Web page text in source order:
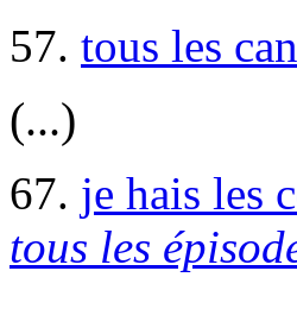
57. tous les
(...)
67. je hais les
tous les